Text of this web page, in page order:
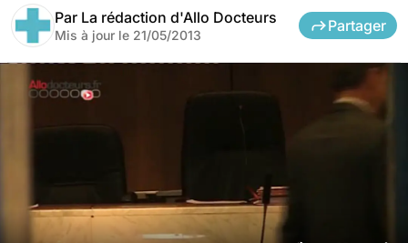
Par La rédaction d'Allo Docteurs
Mis à jour le 21/05/2013
Partager